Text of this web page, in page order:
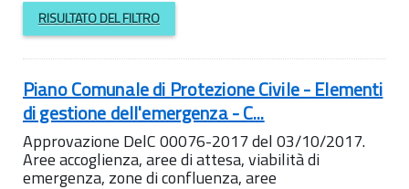
RISULTATO DEL FILTRO
Piano Comunale di Protezione Civile - Elementi
di gestione dell'emergenza - C...
Approvazione DelC 00076-2017 del 03/10/2017.
Aree accoglienza, aree di attesa, viabilità di
emergenza, zone di confluenza, aree